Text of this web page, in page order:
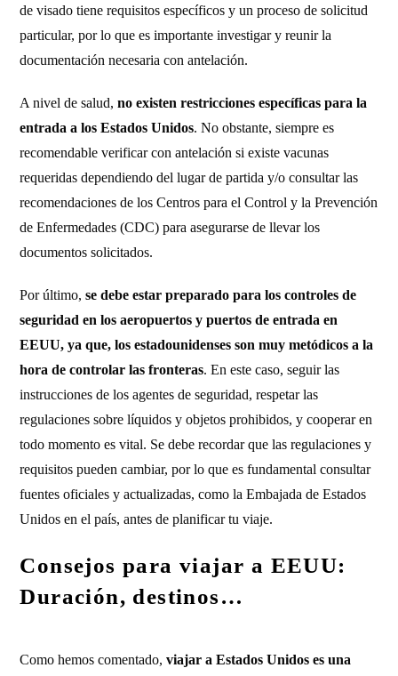
de visado tiene requisitos específicos y un proceso de solicitud
particular, por lo que es importante investigar y reunir la
documentación necesaria con antelación.
A nivel de salud,no existen restricciones específicas para la
entrada a los Estados Unidos. No obstante, siempre es
recomendable verificar con antelación si existe vacunas
requeridas dependiendo del lugar de partida y/o consultar las
recomendaciones de los Centros para el Control y la Prevención
de Enfermedades (CDC) para asegurarse de llevar los
documentos solicitados.
Por último,se debe estar preparado para los controles de
seguridad en los aeropuertos y puertos de entrada en
EEUU, ya que, los estadounidenses son muy metódicos a la
hora de controlar las fronteras. En este caso, seguir las
instrucciones de los agentes de seguridad, respetar las
regulaciones sobre líquidos y objetos prohibidos, y cooperar en
todo momento es vital. Se debe recordar que las regulaciones y
requisitos pueden cambiar, por lo que es fundamental consultar
fuentes oficiales y actualizadas, como la Embajada de Estados
Unidos en el país, antes de planificar tu viaje.
Consejos para viajar a EEUU:
Duración, destinos…
Como hemos comentado,viajar a Estados Unidos es una